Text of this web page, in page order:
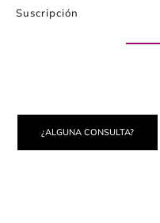
Suscripción
¿ALGUNA CONSULTA?